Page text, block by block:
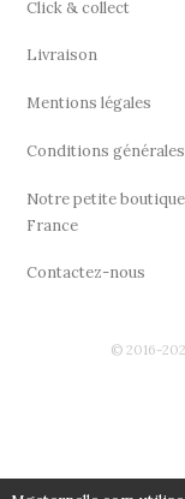
Click & collect
Livraison
Mentions légales
Conditions
Notre petite
France
Contactez-nous
© 2016-